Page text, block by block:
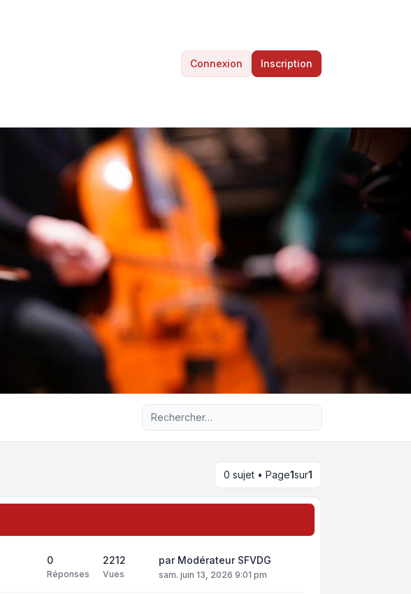
Connexion Inscription
Recherche avancée
0 sujet • Page1sur1
0
Réponses
2212
Vues
par Modérateur SFVDG
sam. juin 13, 2026 9:01 pm